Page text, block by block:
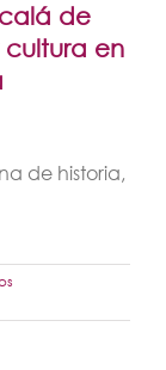
de
cultura en
de historia,